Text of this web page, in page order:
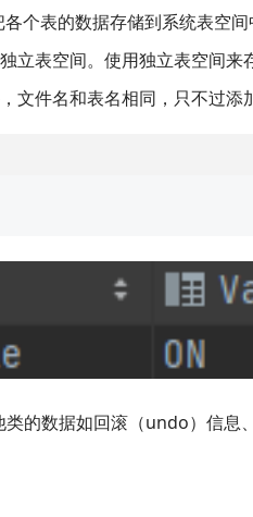
个表的数据存储到系统表空
立表空间。使用独立表空间来
件名和表名相同，只不过添
的数据如回滚（undo）信息